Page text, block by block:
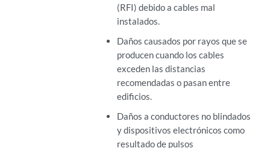
(RFI) debido a cables mal
instalados.
Daños causados por rayos que se
producen cuando los cables
exceden las distancias
recomendadas o pasan entre
edificios.
Daños a conductores no blindados
y dispositivos electrónicos como
resultado de pulsos